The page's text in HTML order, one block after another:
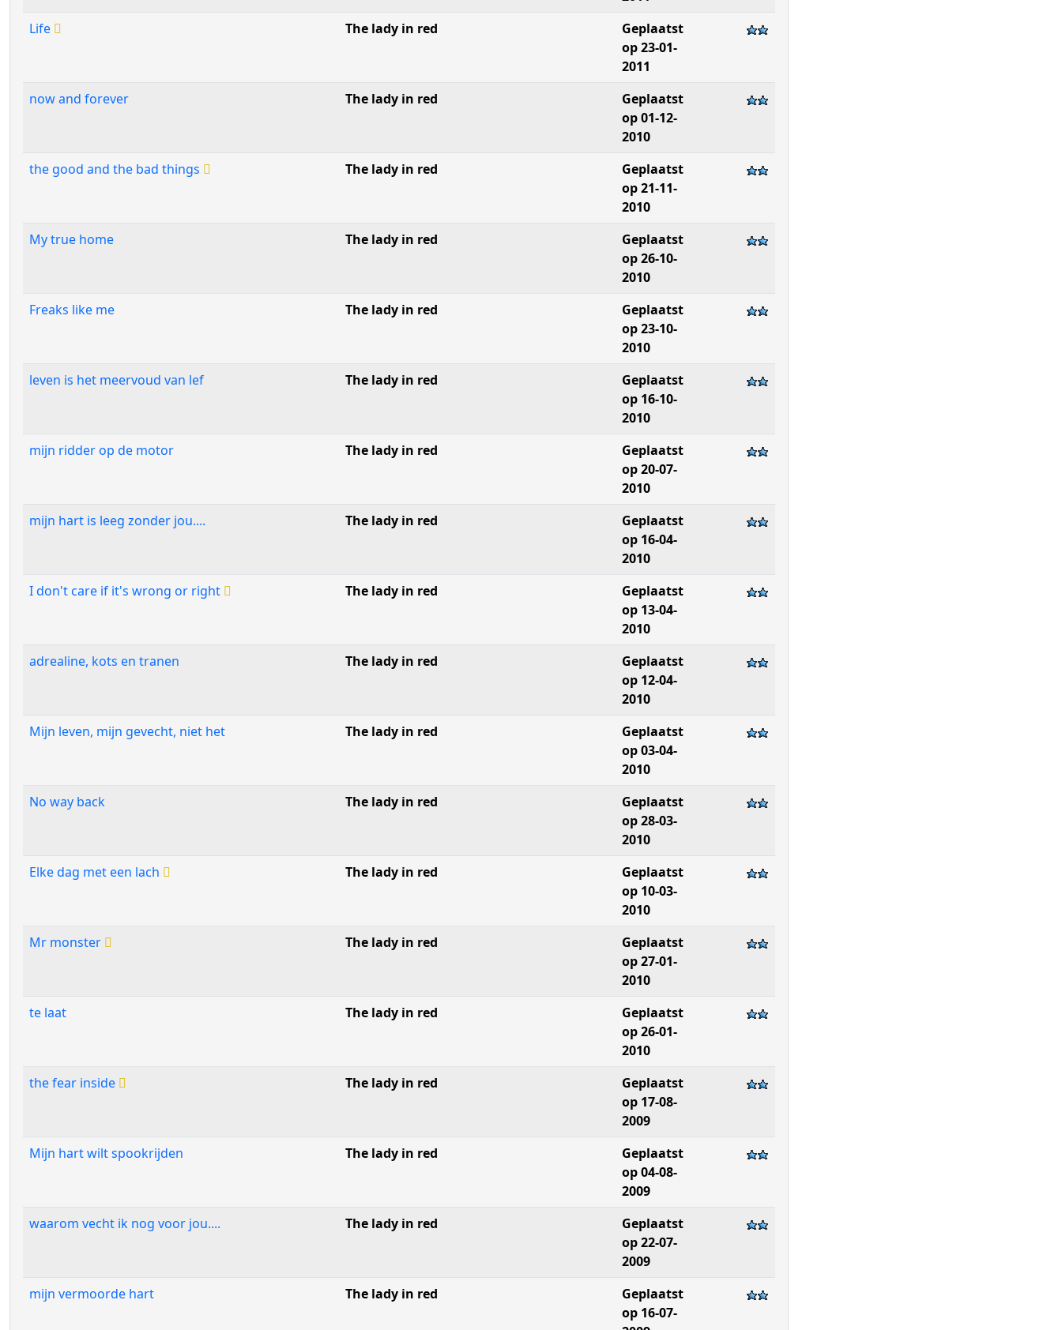
Life
The lady in red
Geplaatst
op 23-01-
2011
now and forever
The lady in red
Geplaatst
op 01-12-
2010
the good and the bad things
The lady in red
Geplaatst
op 21-11-
2010
My true home
The lady in red
Geplaatst
op 26-10-
2010
Freaks like me
The lady in red
Geplaatst
op 23-10-
2010
leven is het meervoud van lef
The lady in red
Geplaatst
op 16-10-
2010
mijn ridder op de motor
The lady in red
Geplaatst
op 20-07-
2010
mijn hart is leeg zonder jou....
The lady in red
Geplaatst
op 16-04-
2010
I don't care if it's wrong or right
The lady in red
Geplaatst
op 13-04-
2010
adrealine, kots en tranen
The lady in red
Geplaatst
op 12-04-
2010
Mijn leven, mijn gevecht, niet het
The lady in red
Geplaatst
op 03-04-
2010
No way back
The lady in red
Geplaatst
op 28-03-
2010
Elke dag met een lach
The lady in red
Geplaatst
op 10-03-
2010
Mr monster
The lady in red
Geplaatst
op 27-01-
2010
te laat
The lady in red
Geplaatst
op 26-01-
2010
the fear inside
The lady in red
Geplaatst
op 17-08-
2009
Mijn hart wilt spookrijden
The lady in red
Geplaatst
op 04-08-
2009
waarom vecht ik nog voor jou....
The lady in red
Geplaatst
op 22-07-
2009
mijn vermoorde hart
The lady in red
Geplaatst
op 16-07-